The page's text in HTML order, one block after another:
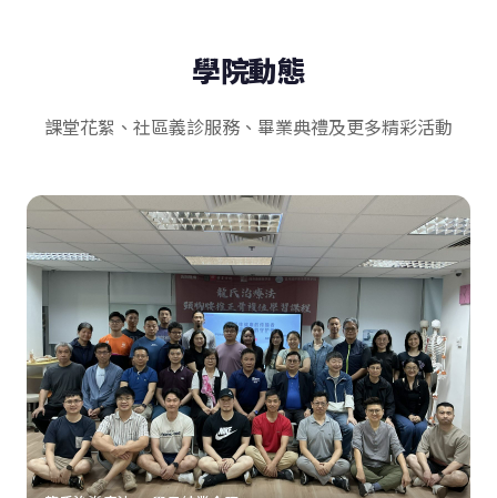
學院動態
課堂花絮、社區義診服務、畢業典禮及更多精彩活動